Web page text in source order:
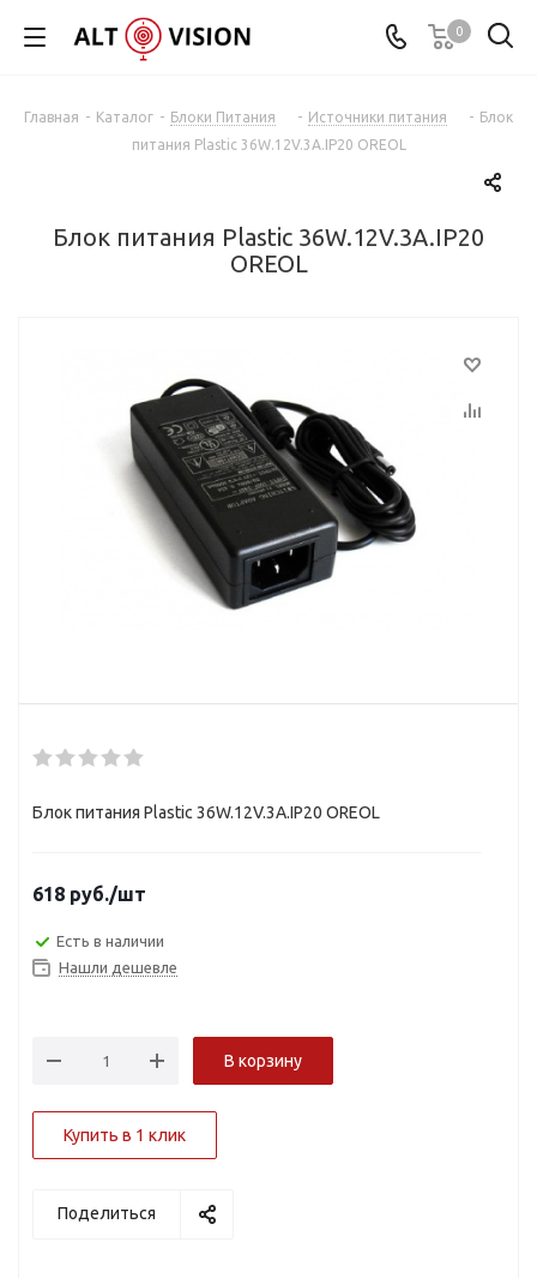
0
Главная - Каталог - Блоки Питания - Источники питания - Блок
питания Plastic 36W.12V.3A.IP20 OREOL
Блок питания Plastic 36W.12V.3A.IP20
OREOL
Блок питания Plastic 36W.12V.3A.IP20 OREOL
618 руб./шт
Есть в наличии
Нашли дешевле
В корзину
Купить в 1 клик
Поделиться